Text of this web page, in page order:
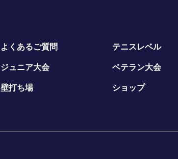
よくあるご質問 テニスレベル
ジュニア大会 ベテラン大会
壁打ち場 ショップ